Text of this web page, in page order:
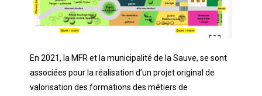
En 2021, la MFR et la municipalité de la Sauve, se sont
associées pour la réalisation d’un projet original de
valorisation des formations des métiers de